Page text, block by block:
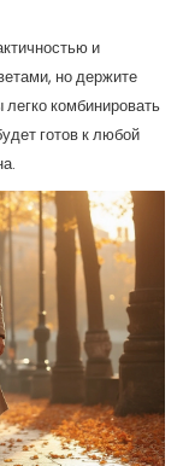
и
но держите
комбинировать
готов к любой